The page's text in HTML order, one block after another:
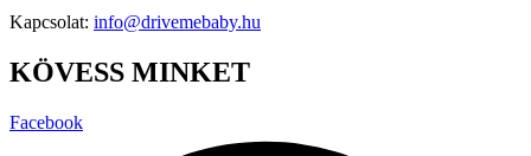
Kapcsolat: info@drivemebaby.hu
KÖVESS MINKET
Facebook